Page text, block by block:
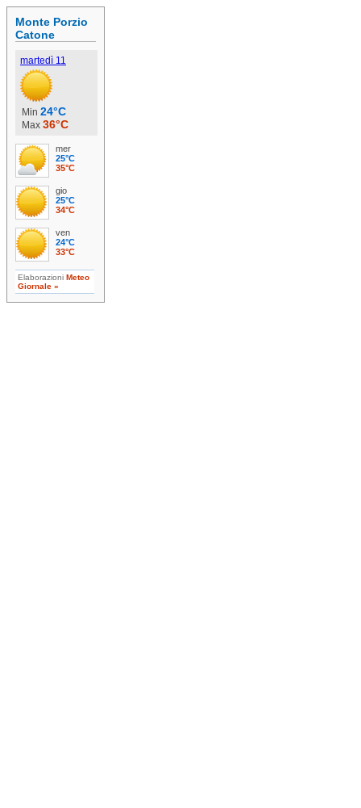
Monte Porzio
Catone
martedì 11
Min 24°C
Max 36°C
mer
25°C
35°C
gio
25°C
34°C
ven
24°C
33°C
Elaborazioni Meteo
Giornale »